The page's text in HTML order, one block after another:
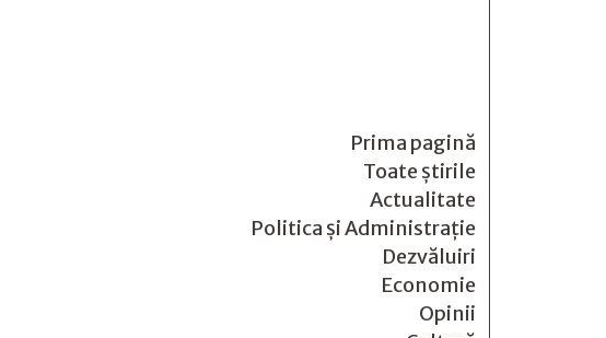
Prima pagină
Toate știrile
Actualitate
Politica și Administrație
Dezvăluiri
Economie
Opinii